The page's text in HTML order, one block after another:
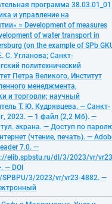
программа 38.03.01_01
и управление на
= Development of measures
of water transport in
(on the example of SPb
С. Угланова; Санкт-
политехнический
Петра Великого, Институт
менеджмента,
и торговли; научный
Т. Ю. Кудрявцева. — Санкт-
2023. — 1 файл (2,2 Мб). —
экрана. — Доступ по
(чтение, печать). —
7.0. —
elib.spbstu.ru/dl/3/2023/vr/
— DOI
SPBPU/3/2023/vr/vr23-4882. —